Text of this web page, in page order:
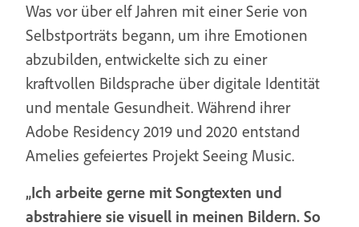
Was vor über elf Jahren mit einer Serie von
Selbstporträts begann, um ihre Emotionen
abzubilden, entwickelte sich zu einer
kraftvollen Bildsprache über digitale Identität
und mentale Gesundheit. Während ihrer
Adobe Residency 2019 und 2020 entstand
Amelies gefeiertes Projekt Seeing Music.
„Ich arbeite gerne mit Songtexten und
abstrahiere sie visuell in meinen Bildern. So